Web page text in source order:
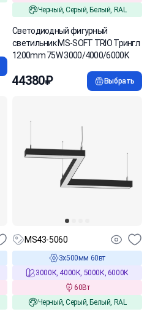
Черный, Серый, Белый, RAL
Cветодиодный фигурный
светильник MS-SOFT TRIO Трингл
1200mm 75W 3000/4000/6000K
44380₽ Выбрать
MS43-5060
3х500мм 60вт
3000К, 4000К, 5000К, 6000К
60Вт
Черный, Серый, Белый, RAL